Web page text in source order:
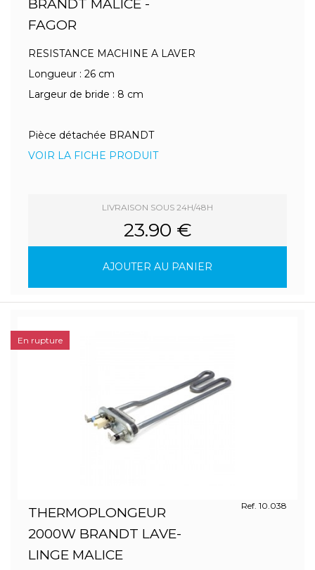
BRANDT MALICE -
FAGOR
RESISTANCE MACHINE A LAVER
Longueur : 26 cm
Largeur de bride : 8 cm
Pièce détachée BRANDT
VOIR LA FICHE PRODUIT
LIVRAISON SOUS 24H/48H
23.90 €
AJOUTER AU PANIER
THERMOPLONGEUR
2000W BRANDT LAVE-
LINGE MALICE
Ref. 10.038
En rupture